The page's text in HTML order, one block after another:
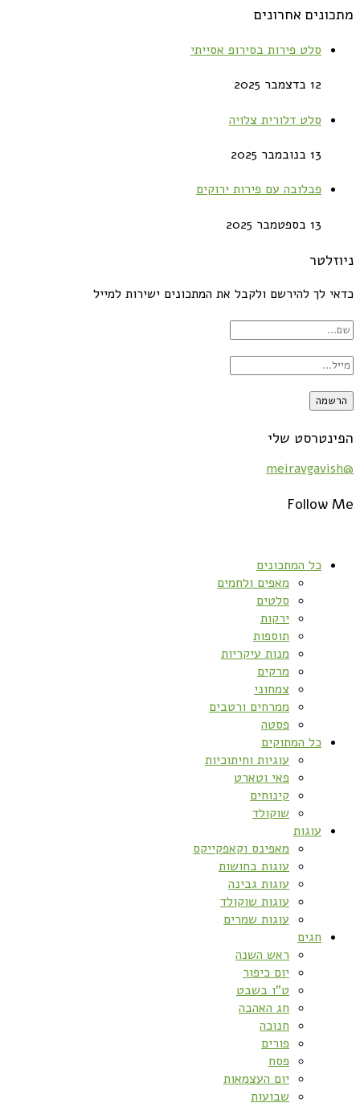
מתכונים אחרונים
סלט פירות בסירופ אסייתי
12 בדצמבר 2025
סלט דלורית צלויה
13 בנובמבר 2025
פבלובה עם פירות ירוקים
13 בספטמבר 2025
ניוזלטר
כדאי לך להירשם ולקבל את המתכונים ישירות למייל
הפינטרסט שלי
@meiravgavish
Follow Me
כל המתכונים
מאפים ולחמים
סלטים
ירקות
תוספות
מנות עיקריות
מרקים
צמחוני
ממרחים ורטבים
פסטה
כל המתוקים
עוגיות וחיתוכיות
פאי וטארט
קינוחים
שוקולד
עוגות
מאפינס וקאפקייקס
עוגות בחושות
עוגות גבינה
עוגות שוקולד
עוגות שמרים
חגים
ראש השנה
יום כיפור
ט”ו בשבט
חג האהבה
חנוכה
פורים
פסח
יום העצמאות
שבועות